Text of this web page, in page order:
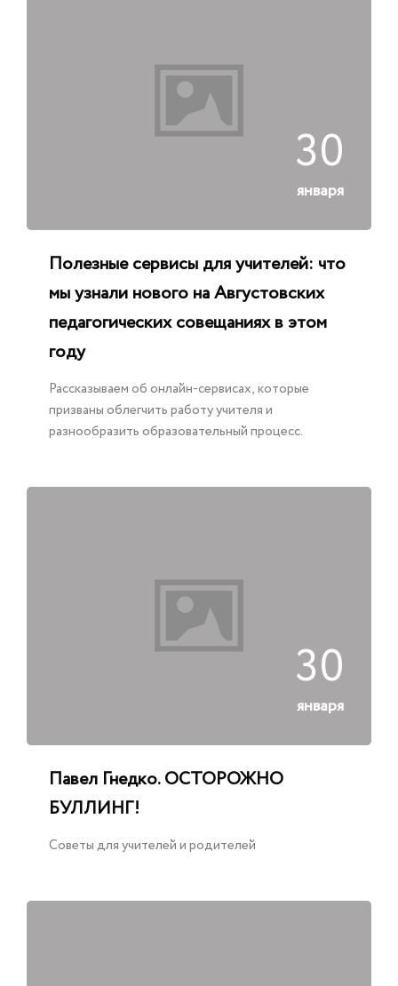
30
января
Полезные сервисы для учителей: что
мы узнали нового на Августовских
педагогических совещаниях в этом
году
Рассказываем об онлайн-сервисах, которые
призваны облегчить работу учителя и
разнообразить образовательный процесс.
30
января
Павел Гнедко. ОСТОРОЖНО
БУЛЛИНГ!
Советы для учителей и родителей